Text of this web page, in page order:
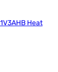
Heat